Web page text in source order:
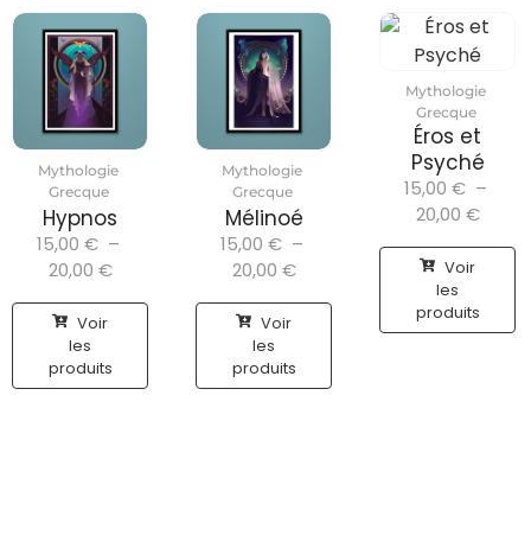
Mythologie
Grecque
Hypnos
15,00 € –
20,00 €
Voir
les
produits
Mythologie
Grecque
Mélinoé
15,00 € –
20,00 €
Voir
les
produits
Mythologie
Grecque
Éros et
Psyché
15,00 € –
20,00 €
Voir
les
produits